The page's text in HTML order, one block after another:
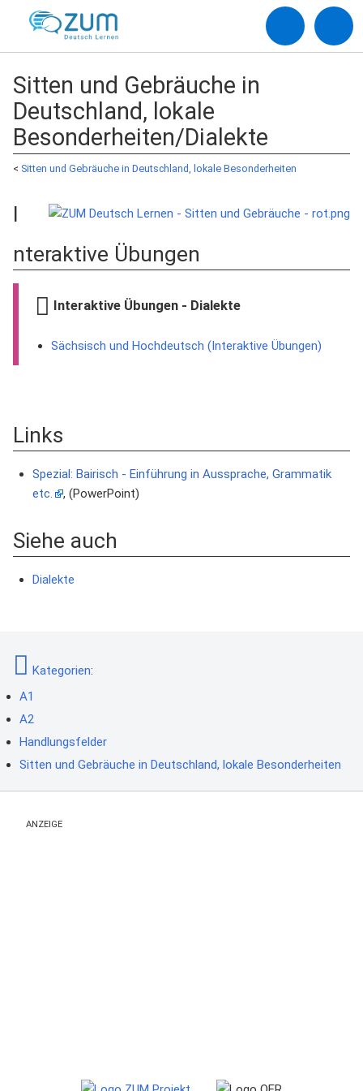
Sitten und Gebräuche in
Deutschland, lokale
Besonderheiten/Dialekte
< Sitten und Gebräuche in Deutschland, lokale Besonderheiten
I
nteraktive Übungen
Interaktive Übungen - Dialekte
Sächsisch und Hochdeutsch (Interaktive Übungen)
Links
Spezial: Bairisch - Einführung in Aussprache, Grammatik
etc.
, (PowerPoint)
Siehe auch
Dialekte
Kategorien:
A1
A2
Handlungsfelder
Sitten und Gebräuche in Deutschland, lokale Besonderheiten
ANZEIGE